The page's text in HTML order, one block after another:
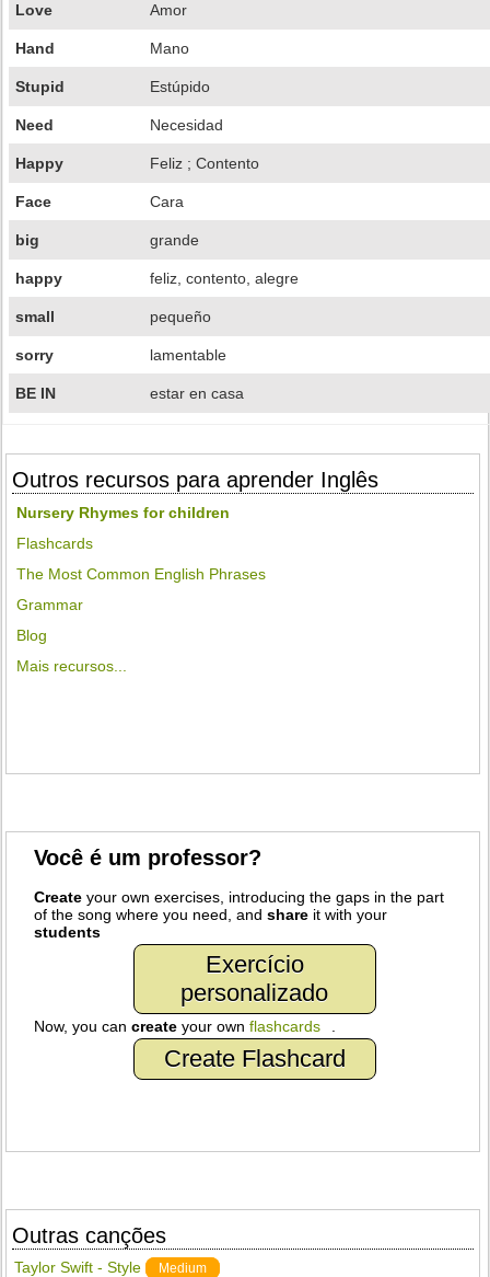
Love Amor
Hand Mano
Stupid Estúpido
Need Necesidad
Happy Feliz ; Contento
Face Cara
big grande
happy feliz, contento, alegre
small pequeño
sorry lamentable
BE IN estar en casa
Outros recursos para aprender Inglês
Nursery Rhymes for children
Flashcards
The Most Common English Phrases
Grammar
Blog
Mais recursos...
Você é um professor?
Create your own exercises, introducing the gaps in the part
of the song where you need, andshare it with your
students
Exercício
personalizado
Now, you cancreate your ownflashcards
Create Flashcard
Outras canções
Taylor Swift - Style Medium